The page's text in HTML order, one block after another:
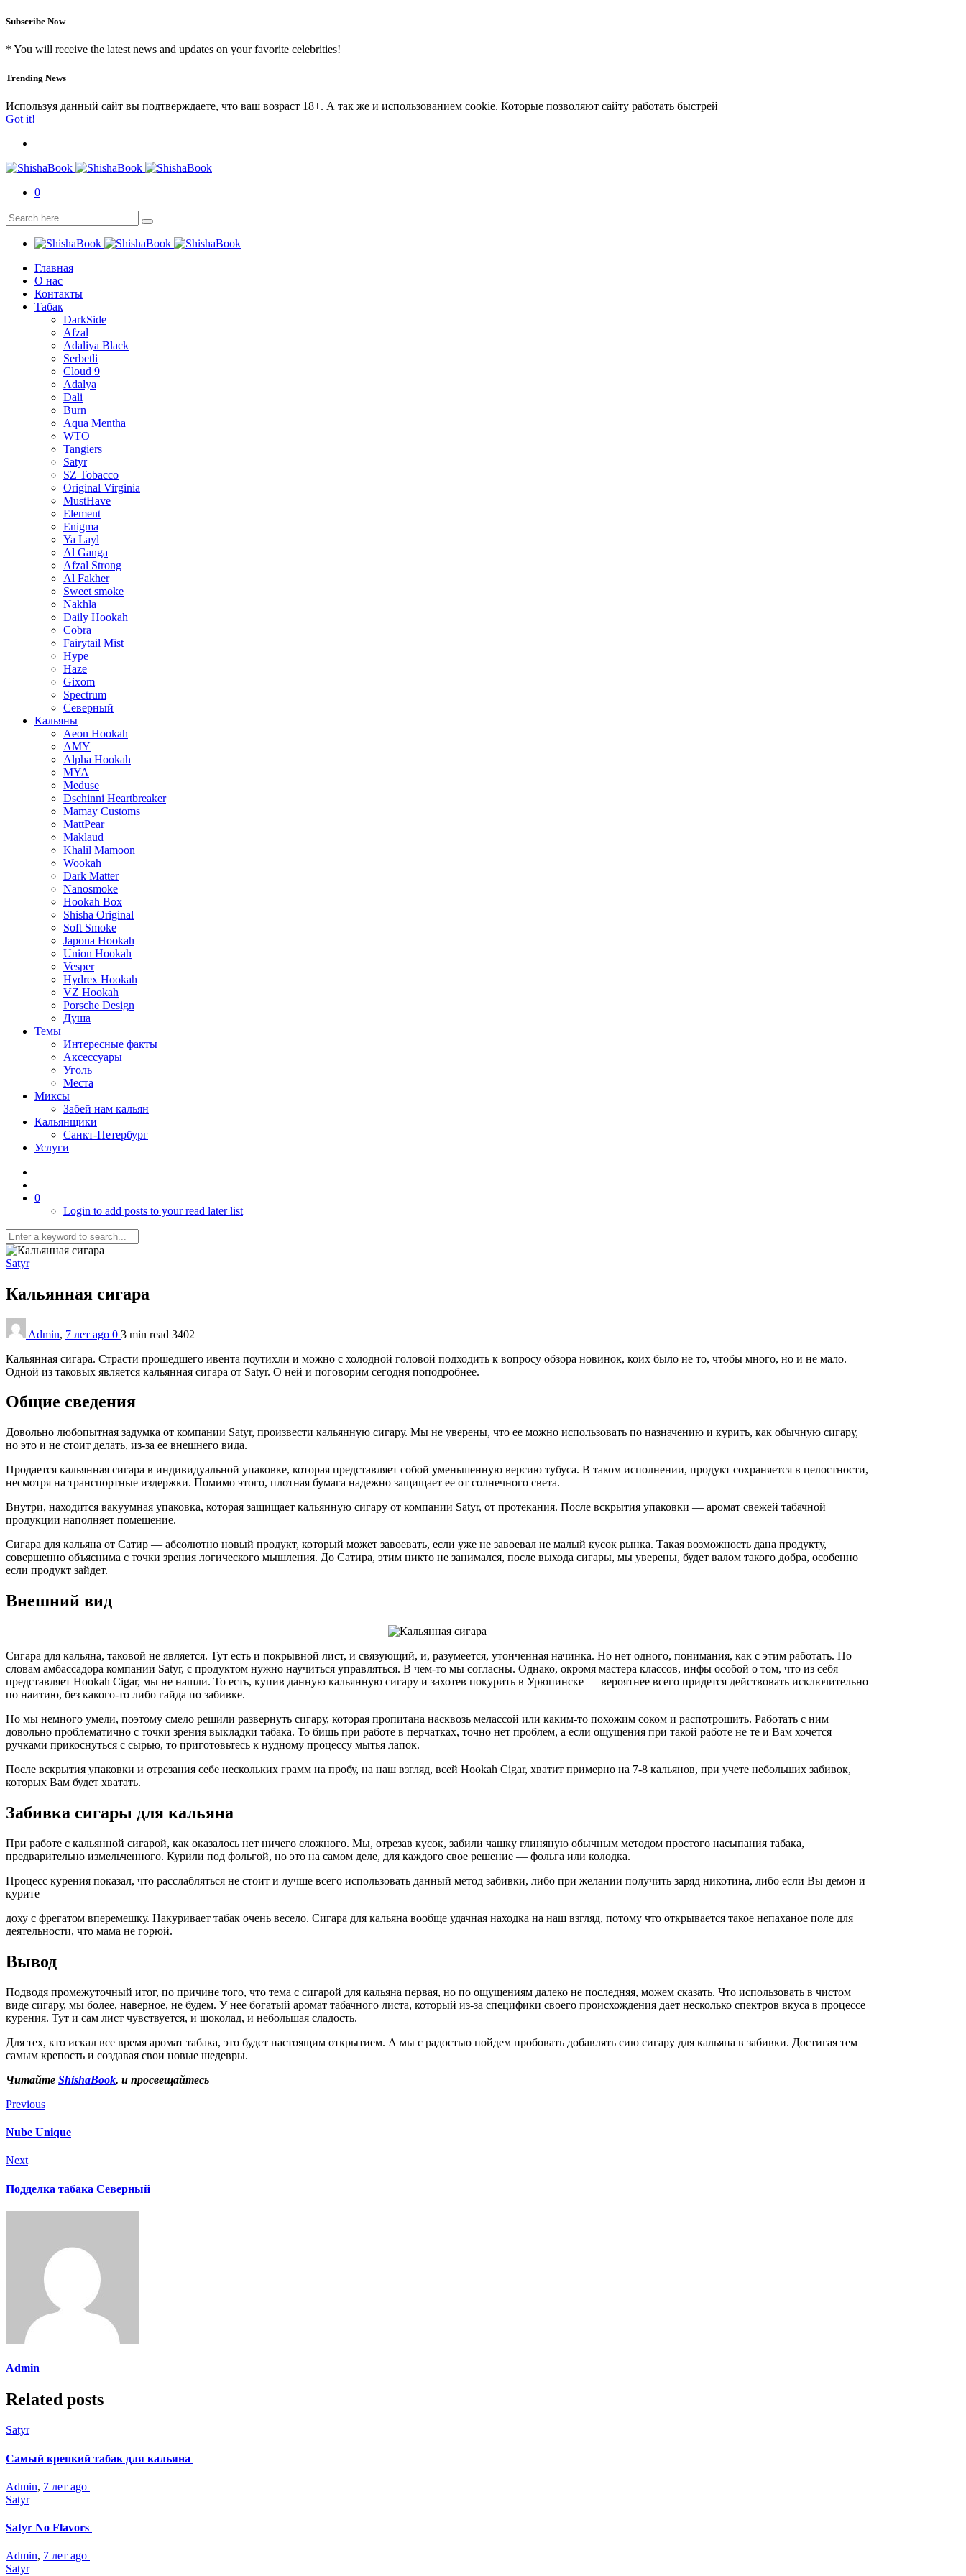
Subscribe Now
* You will receive the latest news and updates on your favorite celebrities!
Trending News
Используя данный сайт вы подтверждаете, что ваш возраст 18+. А так же и использованием cookie. Которые позволяют сайту работать быстрей
Got it!
0
Главная
О нас
Контакты
Табак
DarkSide
Afzal
Adaliya Black
Serbetli
Cloud 9
Adalya
Dali
Burn
Aqua Mentha
WTO
Tangiers
Satyr
SZ Tobacco
Original Virginia
MustHave
Element
Enigma
Ya Layl
Al Ganga
Afzal Strong
Al Fakher
Sweet smoke
Nakhla
Daily Hookah
Cobra
Fairytail Mist
Hype
Haze
Gixom
Spectrum
Северный
Кальяны
Aeon Hookah
AMY
Alpha Hookah
MYA
Meduse
Dschinni Heartbreaker
Mamay Customs
MattPear
Maklaud
Khalil Mamoon
Wookah
Dark Matter
Nanosmoke
Hookah Box
Shisha Original
Soft Smoke
Japona Hookah
Union Hookah
Vesper
Hydrex Hookah
VZ Hookah
Porsche Design
Душа
Темы
Интересные факты
Аксессуары
Уголь
Места
Миксы
Забей нам кальян
Кальянщики
Санкт-Петербург
Услуги
0
Login to add posts to your read later list
Satyr
Кальянная сигара
Admin, 7 лет ago 0 3 min read 3402
Кальянная сигара. Страсти прошедшего ивента поутихли и можно с холодной головой подходить к вопросу обзора новинок, коих было не то, чтобы много, но и не мало.
Одной из таковых является кальянная сигара от Satyr. О ней и поговорим сегодня поподробнее.
Общие сведения
Довольно любопытная задумка от компании Satyr, произвести кальянную сигару. Мы не уверены, что ее можно использовать по назначению и курить, как обычную сигару,
но это и не стоит делать, из-за ее внешнего вида.
Продается кальянная сигара в индивидуальной упаковке, которая представляет собой уменьшенную версию тубуса. В таком исполнении, продукт сохраняется в целостности,
несмотря на транспортные издержки. Помимо этого, плотная бумага надежно защищает ее от солнечного света.
Внутри, находится вакуумная упаковка, которая защищает кальянную сигару от компании Satyr, от протекания. После вскрытия упаковки — аромат свежей табачной
продукции наполняет помещение.
Сигара для кальяна от Сатир — абсолютно новый продукт, который может завоевать, если уже не завоевал не малый кусок рынка. Такая возможность дана продукту,
совершенно объяснима с точки зрения логического мышления. До Сатира, этим никто не занимался, после выхода сигары, мы уверены, будет валом такого добра, особенно
если продукт зайдет.
Внешний вид
Сигара для кальяна, таковой не является. Тут есть и покрывной лист, и связующий, и, разумеется, утонченная начинка. Но нет одного, понимания, как с этим работать. По
словам амбассадора компании Satyr, с продуктом нужно научиться управляться. В чем-то мы согласны. Однако, окромя мастера классов, инфы особой о том, что из себя
представляет Hookah Cigar, мы не нашли. То есть, купив данную кальянную сигару и захотев покурить в Урюпинске — вероятнее всего придется действовать исключительно
по наитию, без какого-то либо гайда по забивке.
Но мы немного умели, поэтому смело решили развернуть сигару, которая пропитана насквозь мелассой или каким-то похожим соком и распотрошить. Работать с ним
довольно проблематично с точки зрения выкладки табака. То бишь при работе в перчатках, точно нет проблем, а если ощущения при такой работе не те и Вам хочется
ручками прикоснуться с сырью, то приготовьтесь к нудному процессу мытья лапок.
После вскрытия упаковки и отрезания себе нескольких грамм на пробу, на наш взгляд, всей Hookah Cigar, хватит примерно на 7-8 кальянов, при учете небольших забивок,
которых Вам будет хватать.
Забивка сигары для кальяна
При работе с кальянной сигарой, как оказалось нет ничего сложного. Мы, отрезав кусок, забили чашку глиняную обычным методом простого насыпания табака,
предварительно измельченного. Курили под фольгой, но это на самом деле, для каждого свое решение — фольга или колодка.
Процесс курения показал, что расслабляться не стоит и лучше всего использовать данный метод забивки, либо при желании получить заряд никотина, либо если Вы демон и
курите
доху с фрегатом вперемешку. Накуривает табак очень весело. Сигара для кальяна вообще удачная находка на наш взгляд, потому что открывается такое непаханое поле для
деятельности, что мама не горюй.
Вывод
Подводя промежуточный итог, по причине того, что тема с сигарой для кальяна первая, но по ощущениям далеко не последняя, можем сказать. Что использовать в чистом
виде сигару, мы более, наверное, не будем. У нее богатый аромат табачного листа, который из-за специфики своего происхождения дает несколько спектров вкуса в процессе
курения. Тут и сам лист чувствуется, и шоколад, и небольшая сладость.
Для тех, кто искал все время аромат табака, это будет настоящим открытием. А мы с радостью пойдем пробовать добавлять сию сигару для кальяна в забивки. Достигая тем
самым крепость и создавая свои новые шедевры.
Читайте ShishaBook, и просвещайтесь
Previous
Nube Unique
Next
Подделка табака Северный
Admin
Related posts
Satyr
Самый крепкий табак для кальяна
Admin, 7 лет ago
Satyr
Satyr No Flavors
Admin, 7 лет ago
Satyr